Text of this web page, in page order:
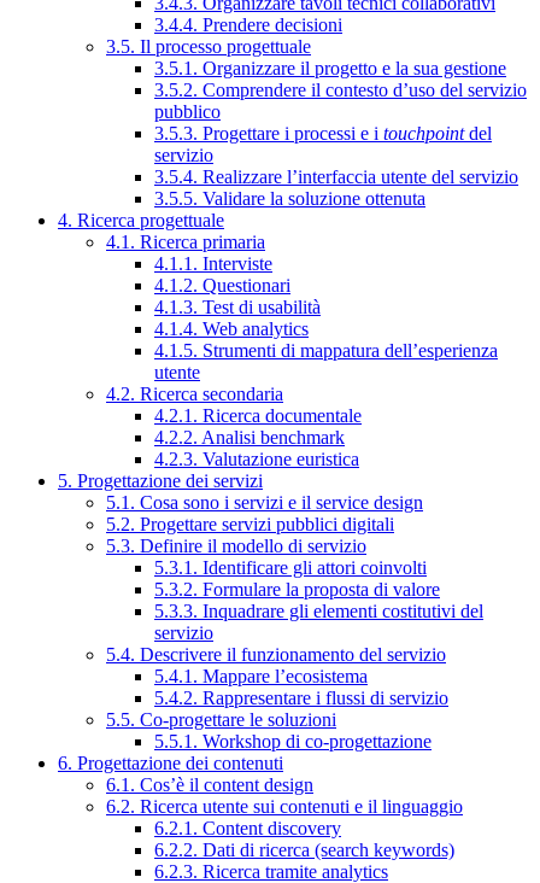
3.4.4. Prendere decisioni
3.5. Il processo progettuale
3.5.1. Organizzare il progetto e la sua gestione
3.5.2. Comprendere il contesto d’uso del servizio
pubblico
3.5.3. Progettare i processi e i touchpointdel
servizio
3.5.4. Realizzare l’interfaccia utente del servizio
3.5.5. Validare la soluzione ottenuta
4. Ricerca progettuale
4.1. Ricerca primaria
4.1.1. Interviste
4.1.2. Questionari
4.1.3. Test di usabilità
4.1.4. Web analytics
4.1.5. Strumenti di mappatura dell’esperienza
utente
4.2. Ricerca secondaria
4.2.1. Ricerca documentale
4.2.2. Analisi benchmark
4.2.3. Valutazione euristica
5. Progettazione dei servizi
5.1. Cosa sono i servizi e il service design
5.2. Progettare servizi pubblici digitali
5.3. Definire il modello di servizio
5.3.1. Identificare gli attori coinvolti
5.3.2. Formulare la proposta di valore
5.3.3. Inquadrare gli elementi costitutivi del
servizio
5.4. Descrivere il funzionamento del servizio
5.4.1. Mappare l’ecosistema
5.4.2. Rappresentare i flussi di servizio
5.5. Co-progettare le soluzioni
5.5.1. Workshop di co-progettazione
6. Progettazione dei contenuti
6.1. Cos’è il content design
6.2. Ricerca utente sui contenuti e il linguaggio
6.2.1. Content discovery
6.2.2. Dati di ricerca (search keywords)
6.2.3. Ricerca tramite analytics